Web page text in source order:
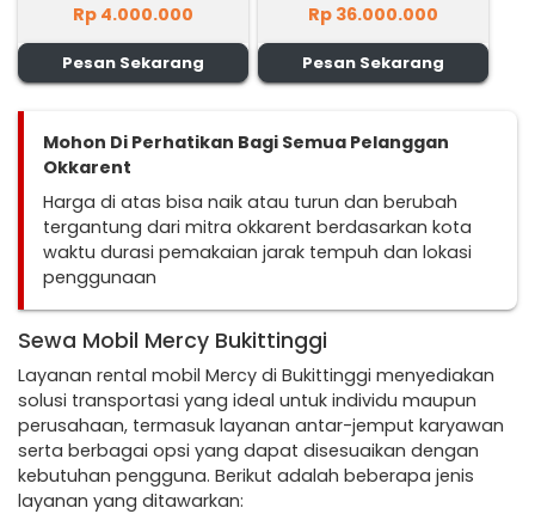
Rp 4.000.000
Pesan Sekarang
Rp 36.000.000
Pesan Sekarang
Mohon Di Perhatikan Bagi Semua Pelanggan
Okkarent
Harga di atas bisa naik atau turun dan berubah
tergantung dari mitra okkarent berdasarkan kota
waktu durasi pemakaian jarak tempuh dan lokasi
penggunaan
Sewa Mobil Mercy Bukittinggi
Layanan rental mobil Mercy di Bukittinggi menyediakan
solusi transportasi yang ideal untuk individu maupun
perusahaan, termasuk layanan antar-jemput karyawan
serta berbagai opsi yang dapat disesuaikan dengan
kebutuhan pengguna. Berikut adalah beberapa jenis
layanan yang ditawarkan: